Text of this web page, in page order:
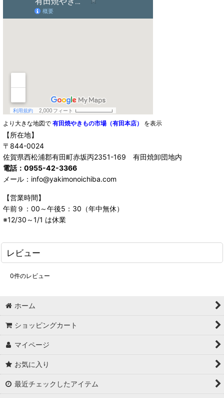
より大きな地図で 有田焼やきもの市場（有田本店） を表示
【所在地】
〒844-0024
佐賀県西松浦郡有田町赤坂丙2351-169 有田焼卸団地内
電話：0955-42-3366
メール：info@yakimonoichiba.com
【営業時間】
午前９：00～午後5：30（年中無休）
※12/30～1/1 は休業
レビュー
0件のレビュー
ホーム
ショッピングカート
マイページ
お気に入り
最近チェックしたアイテム